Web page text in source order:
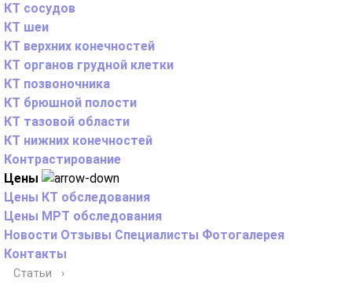
КТ сосудов
КТ шеи
КТ верхних конечностей
КТ органов грудной клетки
КТ позвоночника
КТ брюшной полости
КТ тазовой области
КТ нижних конечностей
Контрастирование
Цены
Цены КТ обследования
Цены МРТ обследования
Новости Отзывы Специалисты Фотогалерея
Контакты
Статьи ›